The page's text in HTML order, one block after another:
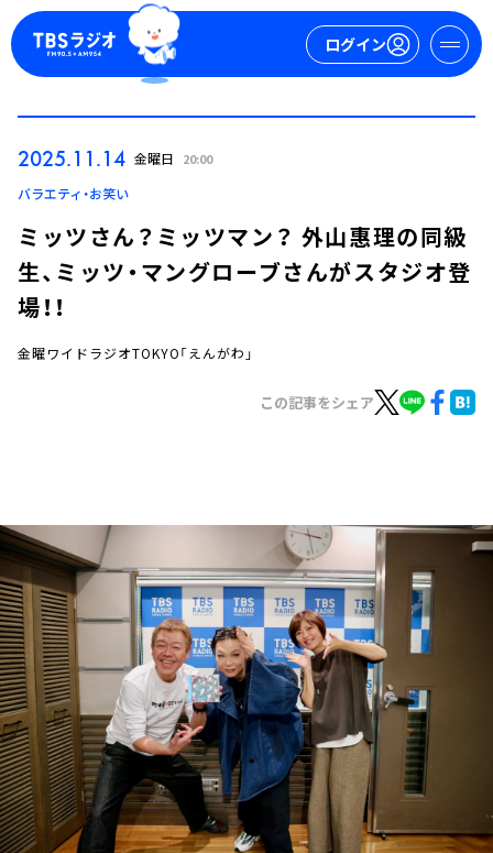
ログイン
ログイン
イベント・グッズ
YouTube
会社情報
2025.11.14 金曜日 20:00
バラエティ・お笑い
ミッツさん？ミッツマン？ 外山惠理の同級
生、ミッツ・マングローブさんがスタジオ登
場！！
金曜ワイドラジオTOKYO「えんがわ」
この記事をシェア